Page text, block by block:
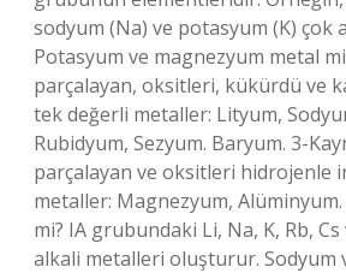
sodyum (Na) ve potasyum (K) çok
Potasyum ve magnezyum metal
parçalayan, oksitleri, kükürdü ve
tek değerli metaller: Lityum,
Rubidyum, Sezyum. Baryum. 3-
parçalayan ve oksitleri hidrojenle
metaller: Magnezyum,
mi? IA grubundaki Li, Na, K, Rb,
alkali metalleri oluşturur. Sodyum